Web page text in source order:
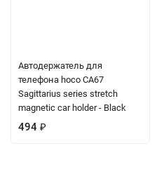
Автодержатель для
телефона hoco CA67
Sagittarius series stretch
magnetic car holder - Black
494 ₽